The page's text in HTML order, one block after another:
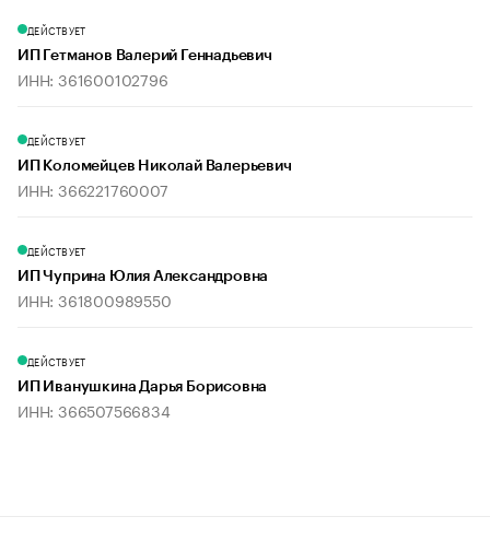
ДЕЙСТВУЕТ
ИП Гетманов Валерий Геннадьевич
ИНН: 361600102796
ДЕЙСТВУЕТ
ИП Коломейцев Николай Валерьевич
ИНН: 366221760007
ДЕЙСТВУЕТ
ИП Чуприна Юлия Александровна
ИНН: 361800989550
ДЕЙСТВУЕТ
ИП Иванушкина Дарья Борисовна
ИНН: 366507566834